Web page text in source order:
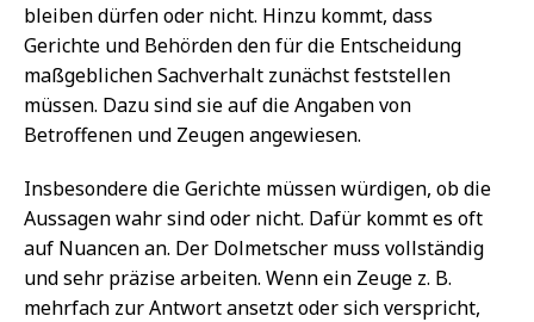
bleiben dürfen oder nicht. Hinzu kommt, dass
Gerichte und Behörden den für die Entscheidung
maßgeblichen Sachverhalt zunächst feststellen
müssen. Dazu sind sie auf die Angaben von
Betroffenen und Zeugen angewiesen.
Insbesondere die Gerichte müssen würdigen, ob die
Aussagen wahr sind oder nicht. Dafür kommt es oft
auf Nuancen an. Der Dolmetscher muss vollständig
und sehr präzise arbeiten. Wenn ein Zeuge z. B.
mehrfach zur Antwort ansetzt oder sich verspricht,